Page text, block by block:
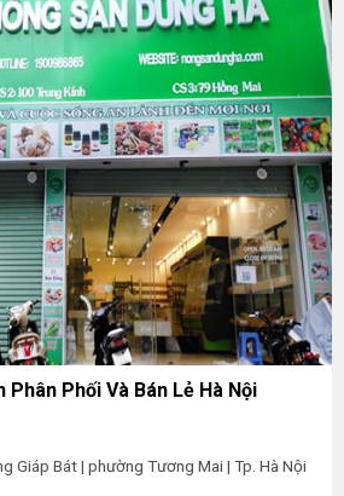
Phân Phối Và Bán Lẻ Hà Nội
Giáp Bát | phường Tương Mai | Tp. Hà Nội